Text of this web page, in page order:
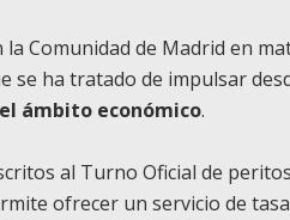
la Comunidad de Madrid en
se ha tratado de impulsar
ámbito económico.
al Turno Oficial de
ofrecer un servicio de